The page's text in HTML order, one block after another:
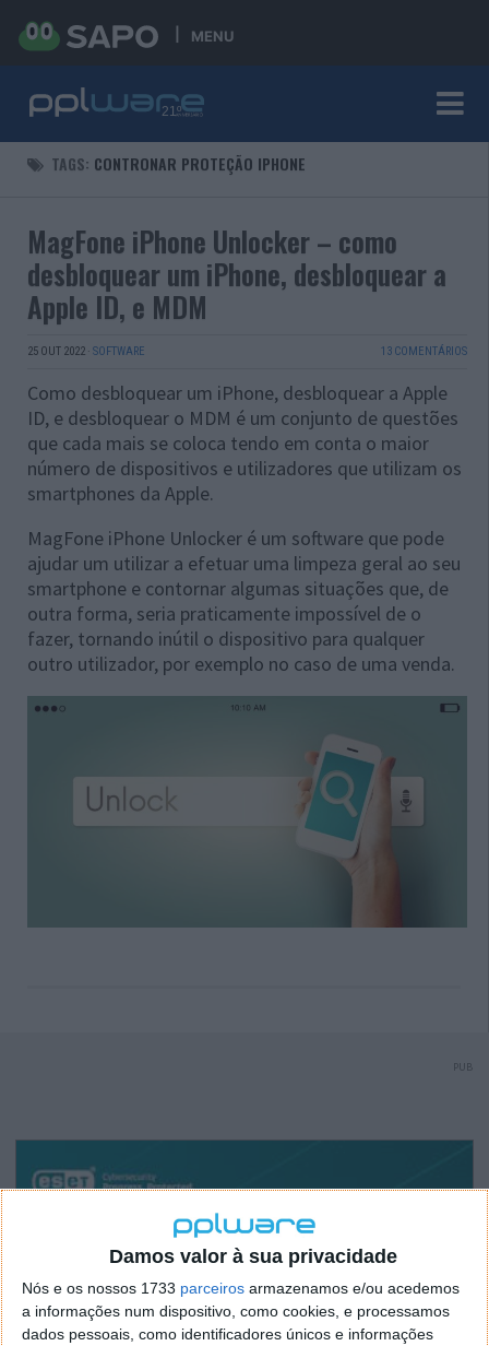
Damos valor à sua privacidade
Nós e os nossos 1733 parceiros armazenamos e/ou acedemos
a informações num dispositivo, como cookies, e processamos
dados pessoais, como identificadores únicos e informações
MENU
TAGS: CONTRONAR PROTEÇÃO IPHONE
MagFone iPhone Unlocker – como
desbloquear um iPhone, desbloquear a
Apple ID, e MDM
25 OUT 2022 · SOFTWARE 13 COMENTÁRIOS
Como desbloquear um iPhone, desbloquear a Apple
ID, e desbloquear o MDM é um conjunto de questões
que cada mais se coloca tendo em conta o maior
número de dispositivos e utilizadores que utilizam os
smartphones da Apple.
MagFone iPhone Unlocker é um software que pode
ajudar um utilizar a efetuar uma limpeza geral ao seu
smartphone e contornar algumas situações que, de
outra forma, seria praticamente impossível de o
fazer, tornando inútil o dispositivo para qualquer
outro utilizador, por exemplo no caso de uma venda.
PUB